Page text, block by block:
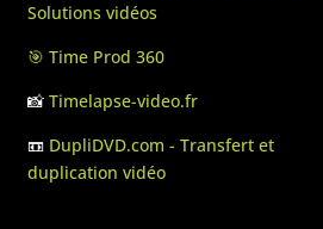
Solutions vidéos
🎯 Time Prod 360
📸Timelapse-video.fr
📼 DupliDVD.com - Transfert et
duplication vidéo